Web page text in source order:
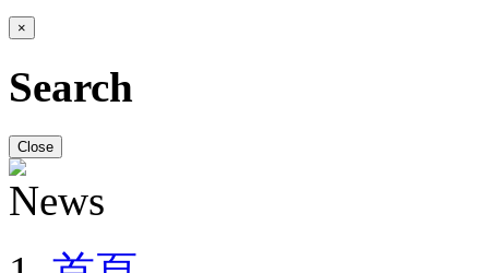
×
Search
Close